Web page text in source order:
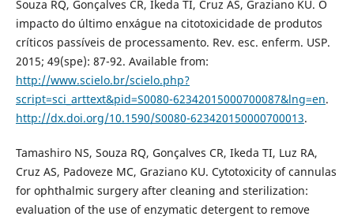
Souza RQ, Gonçalves CR, Ikeda TI, Cruz AS, Graziano KU. O
impacto do último enxágue na citotoxicidade de produtos
críticos passíveis de processamento. Rev. esc. enferm. USP.
2015; 49(spe): 87-92. Available from:
http://www.scielo.br/scielo.php?
script=sci_arttext&pid=S0080-62342015000700087&lng=en.
http://dx.doi.org/10.1590/S0080-623420150000700013.
Tamashiro NS, Souza RQ, Gonçalves CR, Ikeda TI, Luz RA,
Cruz AS, Padoveze MC, Graziano KU. Cytotoxicity of cannulas
for ophthalmic surgery after cleaning and sterilization:
evaluation of the use of enzymatic detergent to remove